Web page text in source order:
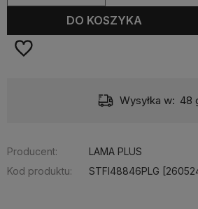
DO KOSZYKA
Wysyłka w: 48
Producent:
LAMA PLUS
Kod produktu:
STFI48846PLG